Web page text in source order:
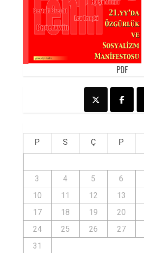
PDF
P S Ç P
3
4 5 6
10
11 12 13
17
18 19 20
24
25 26 27
31